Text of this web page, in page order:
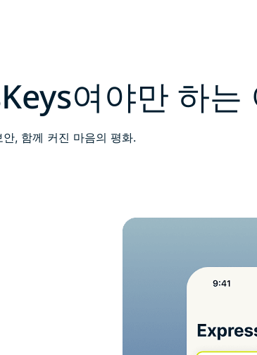
여야만 하는
, 함께 커진 마음의 평화.